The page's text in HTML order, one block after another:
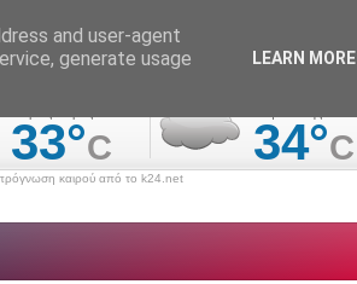
καιρού από το k24.net
and user-agent
generate usage
LEARN MORE